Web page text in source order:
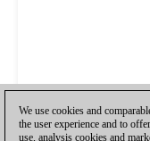
We use cookies and
the user experience and to
use, analysis cookies and